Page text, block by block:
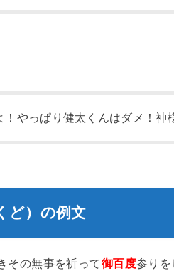
！やっぱり健太くんはダメ！神
ど）の例文
その無事を祈って御百度参りを